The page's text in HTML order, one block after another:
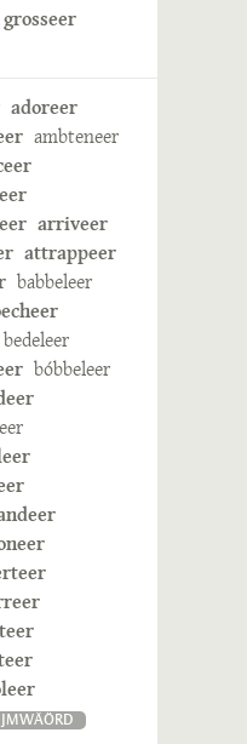
grosseer
adoreer
ambteneer
arriveer
attrappeer
babbeleer
bedeleer
bóbbeleer